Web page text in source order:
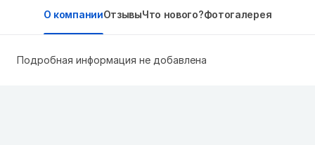
О компанииОтзывыЧто нового?Фотогалерея
Подробная информация не добавлена